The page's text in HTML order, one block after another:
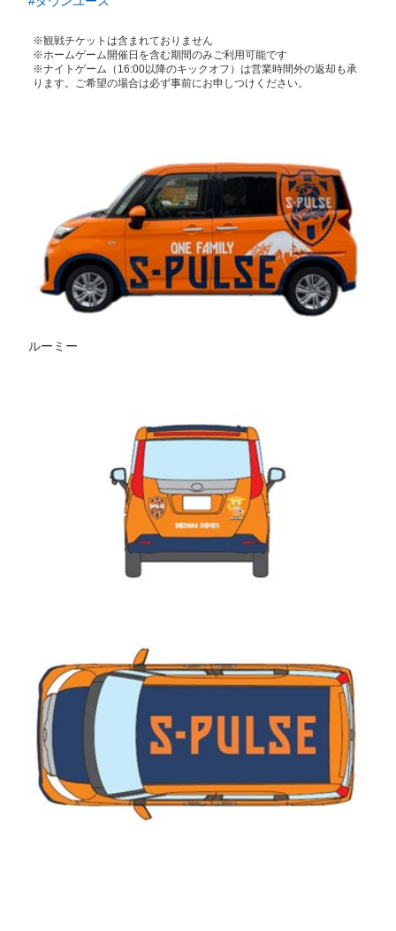
※観戦チケットは含まれておりません
※ホームゲーム開催日を含む期間のみご利用可能です
※ナイトゲーム（16:00以降のキックオフ）は営業時間外の返却も承
ります。ご希望の場合は必ず事前にお申しつけください。
ルーミー